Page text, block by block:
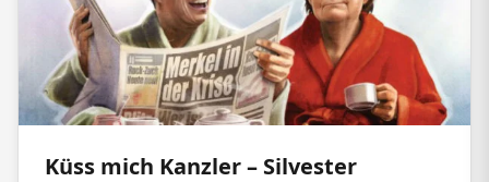
Küss mich Kanzler – Silvester